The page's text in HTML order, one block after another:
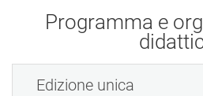
Programma e
Edizione unica